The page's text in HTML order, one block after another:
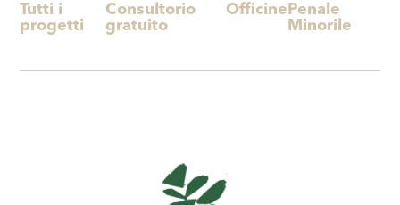
Tutti i
progetti
Consultorio
gratuito
Officine Penale
Minorile